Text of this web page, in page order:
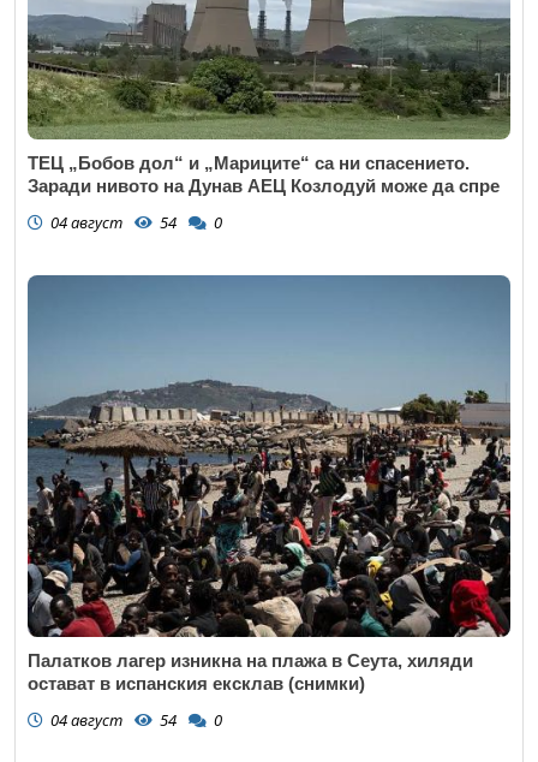
ТЕЦ „Бобов дол“ и „Мариците“ са ни спасението.
Заради нивото на Дунав АЕЦ Козлодуй може да спре
04 август 54 0
Палатков лагер изникна на плажа в Сеута, хиляди
остават в испанския ексклав (снимки)
04 август 54 0